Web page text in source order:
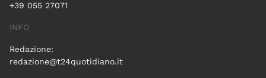
+39 055 27071
INFO
Redazione:
redazione@t24quotidiano.it